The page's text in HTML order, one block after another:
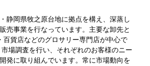
静岡県牧之原台地に拠点を構え、深蒸し
売事業を行なっています。主要な卸先と
百貨店などのグロサリー専門店が中心で
場調査を行い、それぞれのお客様のニー
発に取り組んでいます。常に市場動向を